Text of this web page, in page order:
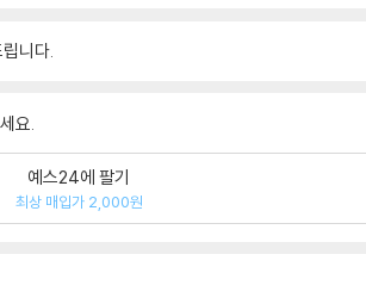
니다.
요.
예스24에 팔기
최상 매입가 2,000원